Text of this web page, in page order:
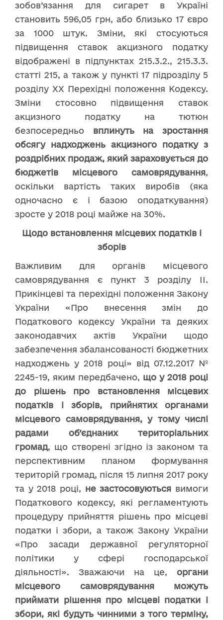
зобов’язання для сигарет в Україні
становить 596,05 грн, або близько 17 євро
за 1000 штук. Зміни, які стосуються
підвищення ставок акцизного податку
відображені в підпунктах 215.3.2., 215.3.3.
статті 215, а також у пункті 17 підрозділу 5
розділу ХХ Перехідні положення Кодексу.
Зміни стосовно підвищення ставок
акцизного податку на тютюн
безпосередньо вплинуть на зростання
обсягу надходжень акцизного податку з
роздрібних продаж, який зараховується до
бюджетів місцевого самоврядування,
оскільки вартість таких виробів (яка
одночасно є і базою оподаткування)
зросте у 2018 році майже на 30%.
Щодо встановлення місцевих податків і
зборів
Важливим для органів місцевого
самоврядування є пункт 3 розділу ІІ.
Прикінцеві та перехідні положення Закону
України «Про внесення змін до
Податкового кодексу України та деяких
законодавчих актів України щодо
забезпечення збалансованості бюджетних
надходжень у 2018 році» від 07.12.2017 №
2245-19, яким передбачено, що у 2018 році
до рішень про встановлення місцевих
податків і зборів, прийнятих органами
місцевого самоврядування, у тому числі
радами об’єднаних територіальних
громад, що створені згідно із законом та
перспективним планом формування
територій громад, після 15 липня 2017 року
та у 2018 році, не застосовуються вимоги
Податкового кодексу, які регламентують
процедуру прийняття рішень про місцеві
податки і збори, а також Закону України
«Про засади державної регуляторної
політики у сфері господарської
діяльності». Зважаючи на це, органи
місцевого самоврядування можуть
приймати рішення про місцеві податки і
збори, які будуть чинними з того терміну,